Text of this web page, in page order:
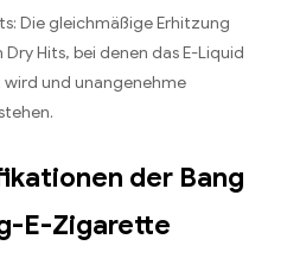
Die gleichmäßige Erhitzung
Hits, bei denen das E-Liquid
und unangenehme
der Bang
E-Zigarette